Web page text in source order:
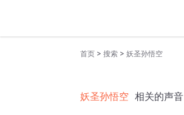
首页 > 搜索 > 妖圣孙悟空
妖圣孙悟空 相关的声音